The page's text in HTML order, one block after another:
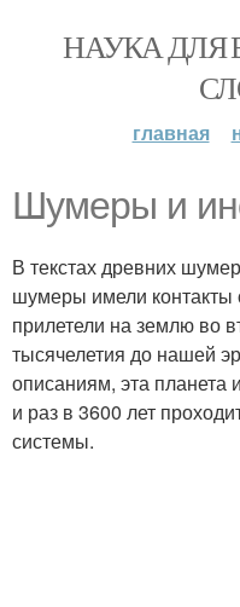
НАУКА ДЛЯ
главная
Шумеры и
В текстах древних
шумеры имели
прилетели на землю во
тысячелетия до нашей
описаниям, эта планета
и раз в 3600 лет
системы.